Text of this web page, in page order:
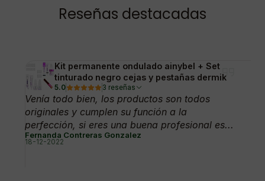
Reseñas destacadas
Kit permanente ondulado ainybel + Set
tinturado negro cejas y pestañas dermik
5.0 3 reseñas
Venía todo bien, los productos son todos
originales y cumplen su función a la
perfección, si eres una buena profesional es...
Fernanda Contreras Gonzalez
18-12-2022